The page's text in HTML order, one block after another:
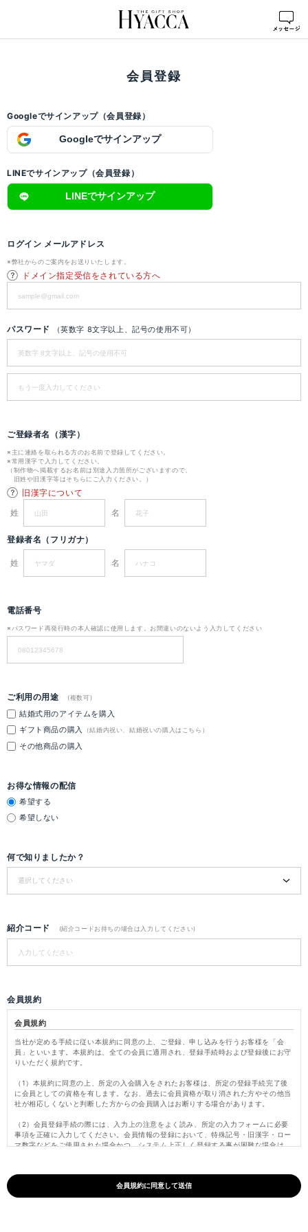
会員登録
会員登録
Googleでサインアップ（会員登録）
Googleでサインアップ
LINEでサインアップ（会員登録）
LINEでサインアップ
ログイン メールアドレス
※弊社からのご案内をお送りいたします。
ドメイン指定受信をされている方へ
パスワード （英数字 8文字以上、記号の使用不可）
ご登録者名（漢字）
※主に連絡を取られる方のお名前で登録してください。
※常用漢字で入力してください。
（制作物へ掲載するお名前は別途入力箇所がございますので、
旧姓や旧漢字等はそちらにご入力ください。）
旧漢字について
姓
名
登録者名（フリガナ）
姓 名
電話番号
※パスワード再発行時の本人確認に使用します。お間違いのないよう入力してください
ご利用の用途 (複数可)
結婚式用のアイテムを購入
ギフト商品の購入
（結婚内祝い、結婚祝いの購入はこちら）
その他商品の購入
お得な情報の配信
希望する
希望しない
何で知りましたか？
紹介コード (紹介コードお持ちの場合は入力してください)
会員規約
会員規約
当社が定める手続に従い本規約に同意の上、ご登録、申し込みを行うお客様を「会
員」といいます。本規約は、全ての会員に適用され、登録手続時および登録後にお守
りいただく規約です。
（1）本規約に同意の上、所定の入会購入をされたお客様は、所定の登録手続完了後
に会員としての資格を有します。なお、過去に会員資格が取り消された方やその他当
社が相応しくないと判断した方からの会員購入はお断りする場合があります。
（2）会員登録手続の際には、入力上の注意をよく読み、所定の入力フォームに必要
事項を正確に入力してください。会員情報の登録において、特殊記号・旧漢字・ロー
マ数字などをご使用された場合かつ、システム上正しく登録する事が困難な場合は、
（3）パスワードは会員本人のみが利用できるものとし、第三者に譲渡・貸与できな
いものとします。また、他人に知られることがないよう定期的に変更する等、会員本
人が責任をもって管理してください。パスワードを用いて当社に対して行われた意思